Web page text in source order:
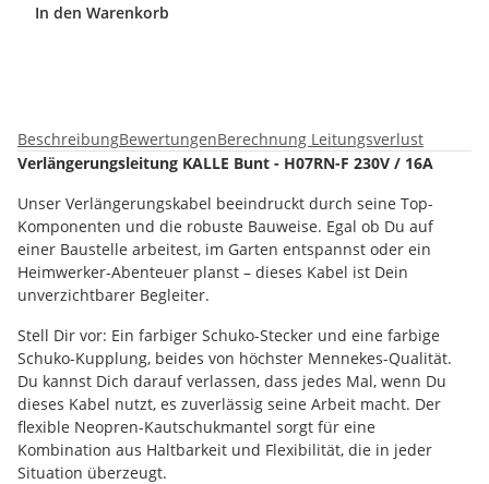
In den Warenkorb
BeschreibungBewertungenBerechnung Leitungsverlust
Verlängerungsleitung KALLE Bunt - H07RN-F 230V / 16A
Unser Verlängerungskabel beeindruckt durch seine Top-
Komponenten und die robuste Bauweise. Egal ob Du auf
einer Baustelle arbeitest, im Garten entspannst oder ein
Heimwerker-Abenteuer planst – dieses Kabel ist Dein
unverzichtbarer Begleiter.
Stell Dir vor: Ein farbiger Schuko-Stecker und eine farbige
Schuko-Kupplung, beides von höchster Mennekes-Qualität.
Du kannst Dich darauf verlassen, dass jedes Mal, wenn Du
dieses Kabel nutzt, es zuverlässig seine Arbeit macht. Der
flexible Neopren-Kautschukmantel sorgt für eine
Kombination aus Haltbarkeit und Flexibilität, die in jeder
Situation überzeugt.